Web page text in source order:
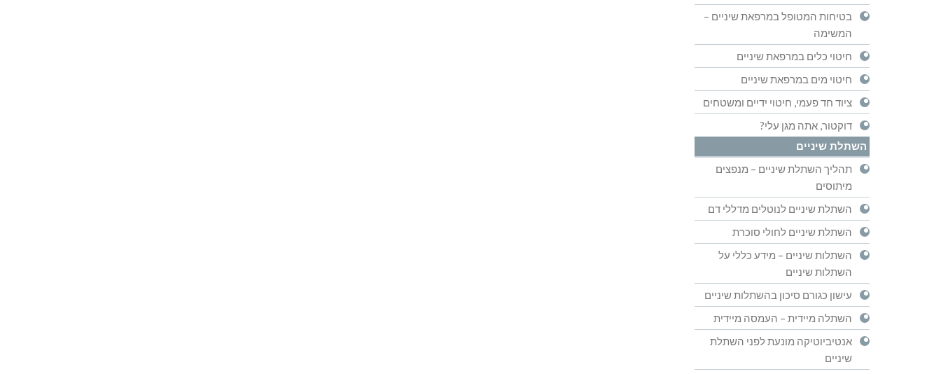
בטיחות המטופל במרפאת שיניים –
המשימה
חיטוי כלים במרפאת שיניים
חיטוי מים במרפאת שיניים
ציוד חד פעמי, חיטוי ידיים ומשטחים
דוקטור, אתה מגן עלי?
השתלת שיניים
תהליך השתלת שיניים – מנפצים
מיתוסים
השתלת שיניים לנוטלים מדללי דם
השתלת שיניים לחולי סוכרת
השתלות שיניים – מידע כללי על
השתלות שיניים
עישון כגורם סיכון בהשתלות שיניים
השתלה מיידית – העמסה מיידית
אנטיביוטיקה מונעת לפני השתלת
שיניים